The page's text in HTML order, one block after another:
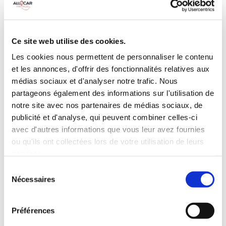
Ce site web utilise des cookies.
Les cookies nous permettent de personnaliser le contenu
et les annonces, d'offrir des fonctionnalités relatives aux
médias sociaux et d'analyser notre trafic. Nous
partageons également des informations sur l'utilisation de
notre site avec nos partenaires de médias sociaux, de
publicité et d'analyse, qui peuvent combiner celles-ci
avec d'autres informations que vous leur avez fournies
ou qu'ils ont collectées lors de votre utilisation de leurs
Nécessaires
Préférences
Galerie de toit Habillage Bois
Camera de recul
Cloison de
INCLUS À LA LOCATION
Killométrage illimité
Assurance tous risques (hors franchise)
Carburant : plein à rendre plein
CONDITIONS DE LOCATION
Age minimum :20 ans